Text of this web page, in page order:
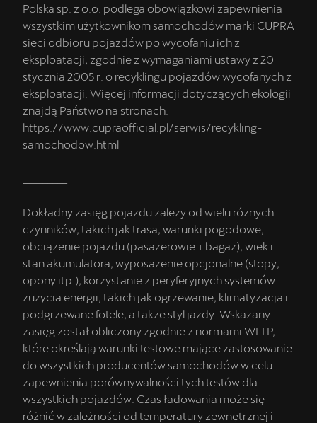
Polska sp. z o.o. podlega obowiązkowi zapewnienia
wszystkim użytkownikom samochodów marki CUPRA
sieci odbioru pojazdów po wycofaniu ich z
eksploatacji, zgodnie z wymaganiami ustawy z 20
stycznia 2005 r. o recyklingu pojazdów wycofanych z
eksploatacji. Więcej informacji dotyczących ekologii
znajdą Państwo na stronach:
https://www.cupraofficial.pl/serwis/recykling-
samochodow.html
Dokładny zasięg pojazdu zależy od wielu różnych
czynników, takich jak trasa, warunki pogodowe,
obciążenie pojazdu (pasażerowie + bagaż), wiek i
stan akumulatora, wyposażenie opcjonalne (stopy,
opony itp.), korzystanie z peryferyjnych systemów
zużycia energii, takich jak ogrzewanie, klimatyzacja i
podgrzewane fotele, a także styl jazdy. Wskazany
zasięg został obliczony zgodnie z normami WLTP,
które określają warunki testowe mające zastosowanie
do wszystkich producentów samochodów w celu
zapewnienia porównywalności tych testów dla
wszystkich pojazdów. Czas ładowania może się
różnić w zależności od temperatury zewnętrznej i